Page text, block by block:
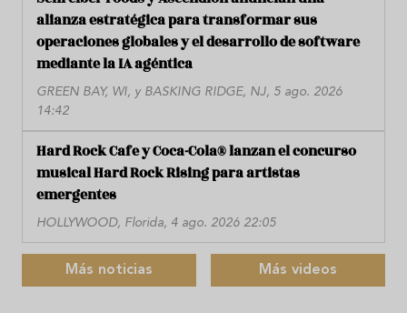
alianza estratégica para transformar sus
operaciones globales y el desarrollo de software
mediante la IA agéntica
GREEN BAY, WI, y BASKING RIDGE, NJ, 5 ago. 2026
14:42
Hard Rock Cafe y Coca-Cola® lanzan el concurso
musical Hard Rock Rising para artistas
emergentes
HOLLYWOOD, Florida, 4 ago. 2026 22:05
Más noticias Más videos